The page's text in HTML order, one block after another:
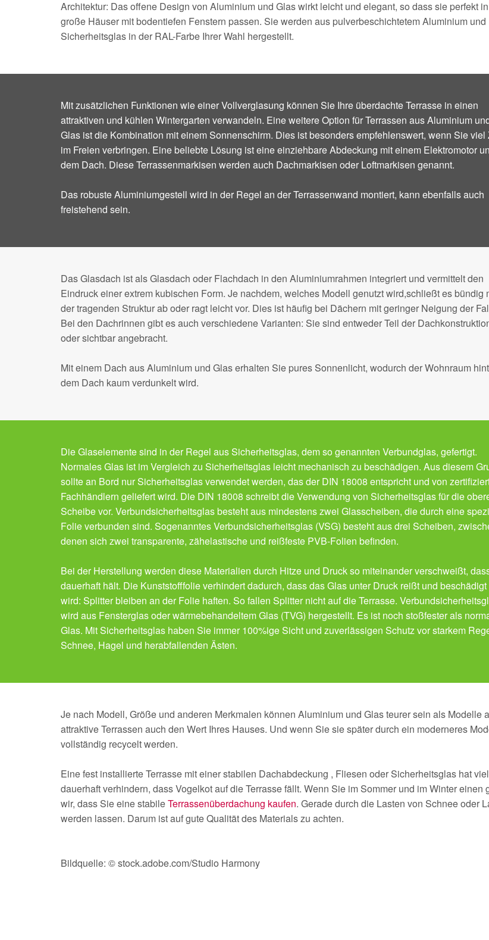
Architektur: Das offene Design von Aluminium und Glas wirkt leicht und elegant, so dass sie perfekt in
große Häuser mit bodentiefen Fenstern passen. Sie werden aus pulverbeschichtetem Aluminium und
Sicherheitsglas in der RAL-Farbe Ihrer Wahl hergestellt.
Mit zusätzlichen Funktionen wie einer Vollverglasung können Sie Ihre überdachte Terrasse in einen
attraktiven und kühlen Wintergarten verwandeln. Eine weitere Option für Terrassen aus Aluminium
Glas ist die Kombination mit einem Sonnenschirm. Dies ist besonders empfehlenswert, wenn Sie viel
im Freien verbringen. Eine beliebte Lösung ist eine einziehbare Abdeckung mit einem Elektromotor
dem Dach. Diese Terrassenmarkisen werden auch Dachmarkisen oder Loftmarkisen genannt.
Das robuste Aluminiumgestell wird in der Regel an der Terrassenwand montiert, kann ebenfalls auch
freistehend sein.
Das Glasdach ist als Glasdach oder Flachdach in den Aluminiumrahmen integriert und vermittelt den
Eindruck einer extrem kubischen Form. Je nachdem, welches Modell genutzt wird,schließt es bündig
der tragenden Struktur ab oder ragt leicht vor. Dies ist häufig bei Dächern mit geringer Neigung der
Bei den Dachrinnen gibt es auch verschiedene Varianten: Sie sind entweder Teil der
oder sichtbar angebracht.
Mit einem Dach aus Aluminium und Glas erhalten Sie pures Sonnenlicht, wodurch der Wohnraum
dem Dach kaum verdunkelt wird.
Die Glaselemente sind in der Regel aus Sicherheitsglas, dem so genannten Verbundglas, gefertigt.
Normales Glas ist im Vergleich zu Sicherheitsglas leicht mechanisch zu beschädigen. Aus diesem
sollte an Bord nur Sicherheitsglas verwendet werden, das der DIN 18008 entspricht und von
Fachhändlern geliefert wird. Die DIN 18008 schreibt die Verwendung von Sicherheitsglas für die
Scheibe vor. Verbundsicherheitsglas besteht aus mindestens zwei Glasscheiben, die durch eine
Folie verbunden sind. Sogenanntes Verbundsicherheitsglas (VSG) besteht aus drei Scheiben,
denen sich zwei transparente, zähelastische und reißfeste PVB-Folien befinden.
Bei der Herstellung werden diese Materialien durch Hitze und Druck so miteinander verschweißt,
dauerhaft hält. Die Kunststofffolie verhindert dadurch, dass das Glas unter Druck reißt und beschädigt
wird: Splitter bleiben an der Folie haften. So fallen Splitter nicht auf die Terrasse.
wird aus Fensterglas oder wärmebehandeltem Glas (TVG) hergestellt. Es ist noch stoßfester als
Glas. Mit Sicherheitsglas haben Sie immer 100%ige Sicht und zuverlässigen Schutz vor starkem
Schnee, Hagel und herabfallenden Ästen.
Je nach Modell, Größe und anderen Merkmalen können Aluminium und Glas teurer sein als
attraktive Terrassen auch den Wert Ihres Hauses. Und wenn Sie sie später durch ein moderneres
vollständig recycelt werden.
Eine fest installierte Terrasse mit einer stabilen Dachabdeckung , Fliesen oder Sicherheitsglas hat
dauerhaft verhindern, dass Vogelkot auf die Terrasse fällt. Wenn Sie im Sommer und im Winter
wir, dass Sie eine stabileTerrassenüberdachung kaufen. Gerade durch die Lasten von Schnee oder
werden lassen. Darum ist auf gute Qualität des Materials zu achten.
Bildquelle: © stock.adobe.com/Studio Harmony